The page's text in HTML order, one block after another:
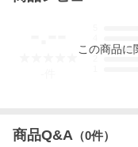
3
この商品に
商品Q&A （0件）